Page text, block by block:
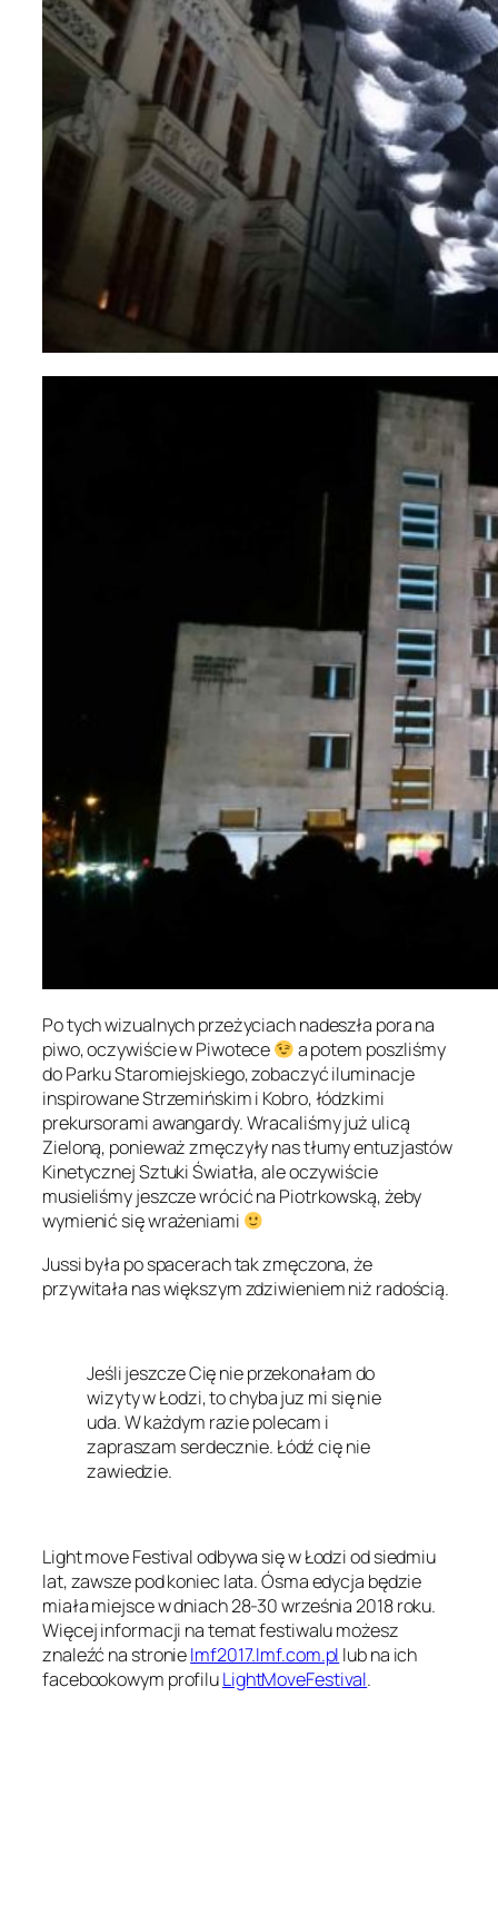
Po tych wizualnych przeżyciach nadeszła pora na
piwo, oczywiście w Piwotece
a potem poszliśmy
do Parku Staromiejskiego, zobaczyć iluminacje
inspirowane Strzemińskim i Kobro, łódzkimi
prekursorami awangardy. Wracaliśmy już ulicą
Zieloną, ponieważ zmęczyły nas tłumy entuzjastów
Kinetycznej Sztuki Światła, ale oczywiście
musieliśmy jeszcze wrócić na Piotrkowską, żeby
wymienić się wrażeniami
Jussi była po spacerach tak zmęczona, że
przywitała nas większym zdziwieniem niż radością.
Jeśli jeszcze Cię nie przekonałam do
wizyty w Łodzi, to chyba juz mi się nie
uda. W każdym razie polecam i
zapraszam serdecznie. Łódź cię nie
zawiedzie.
Light move Festival odbywa się w Łodzi od siedmiu
lat, zawsze pod koniec lata. Ósma edycja będzie
miała miejsce w dniach 28-30 września 2018 roku.
Więcej informacji na temat festiwalu możesz
znaleźć na stronielmf2017.lmf.com.pl lub na ich
facebookowym profiluLightMoveFestival.